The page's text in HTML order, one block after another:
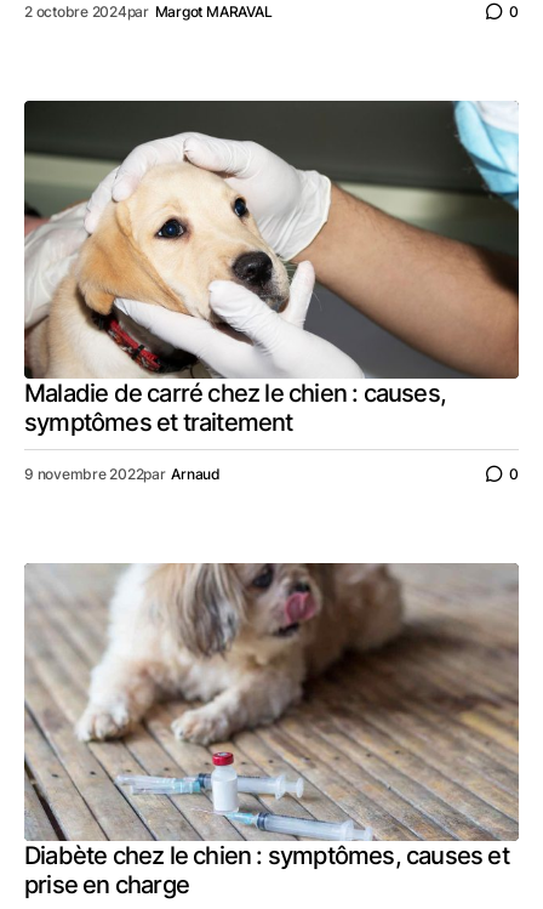
2 octobre 2024par Margot MARAVAL 0
Maladie de carré chez le chien : causes,
symptômes et traitement
9 novembre 2022par Arnaud 0
Diabète chez le chien : symptômes, causes et
prise en charge